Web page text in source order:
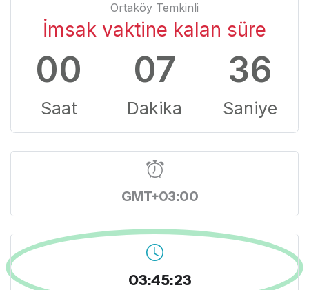
Ortaköy Temkinli
İmsak vaktine kalan süre
00
Saat
07
Dakika
35
Saniye
GMT+03:00
03:45:24